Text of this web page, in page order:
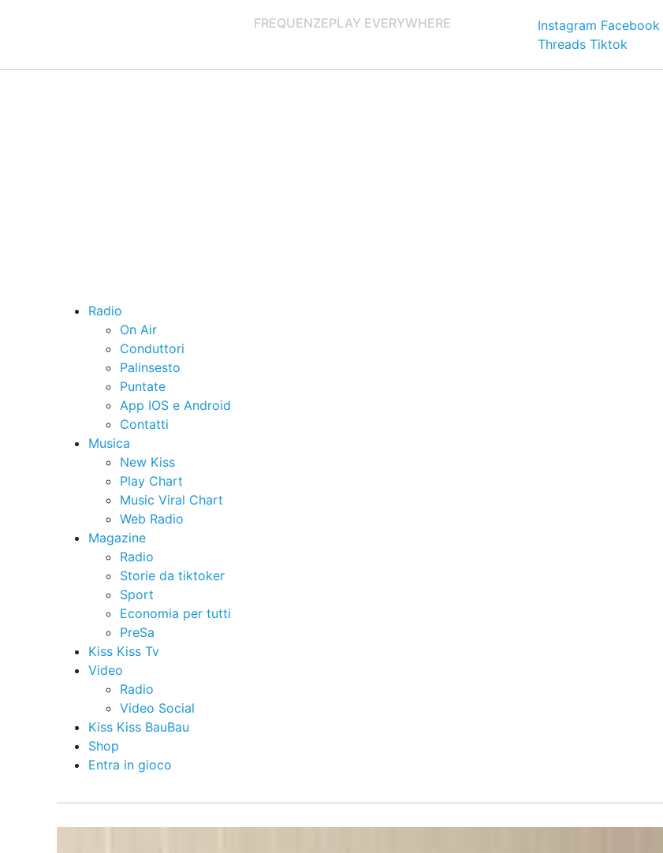
FREQUENZEPLAY EVERYWHERE Instagram Facebook
Threads Tiktok
Radio
On Air
Conduttori
Palinsesto
Puntate
App IOS e Android
Contatti
Musica
New Kiss
Play Chart
Music Viral Chart
Web Radio
Magazine
Radio
Storie da tiktoker
Sport
Economia per tutti
PreSa
Kiss Kiss Tv
Video
Radio
Video Social
Kiss Kiss BauBau
Shop
Entra in gioco